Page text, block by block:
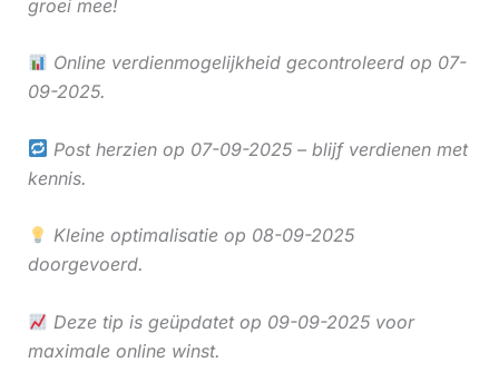
groei mee!
Online verdienmogelijkheid gecontroleerd op 07-
09-2025.
Post herzien op 07-09-2025 – blijf verdienen met
kennis.
Kleine optimalisatie op 08-09-2025
doorgevoerd.
Deze tip is geüpdatet op 09-09-2025 voor
maximale online winst.